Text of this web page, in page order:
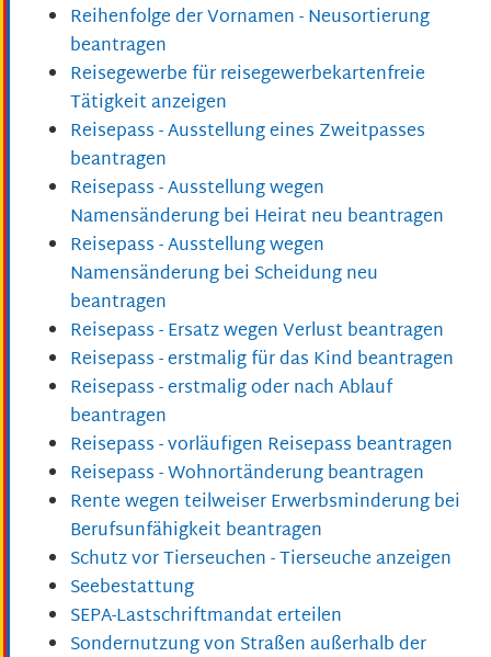
Reihenfolge der Vornamen - Neusortierung
beantragen
Reisegewerbe für reisegewerbekartenfreie
Tätigkeit anzeigen
Reisepass - Ausstellung eines Zweitpasses
beantragen
Reisepass - Ausstellung wegen
Namensänderung bei Heirat neu beantragen
Reisepass - Ausstellung wegen
Namensänderung bei Scheidung neu
beantragen
Reisepass - Ersatz wegen Verlust beantragen
Reisepass - erstmalig für das Kind beantragen
Reisepass - erstmalig oder nach Ablauf
beantragen
Reisepass - vorläufigen Reisepass beantragen
Reisepass - Wohnortänderung beantragen
Rente wegen teilweiser Erwerbsminderung bei
Berufsunfähigkeit beantragen
Schutz vor Tierseuchen - Tierseuche anzeigen
Seebestattung
SEPA-Lastschriftmandat erteilen
Sondernutzung von Straßen außerhalb der